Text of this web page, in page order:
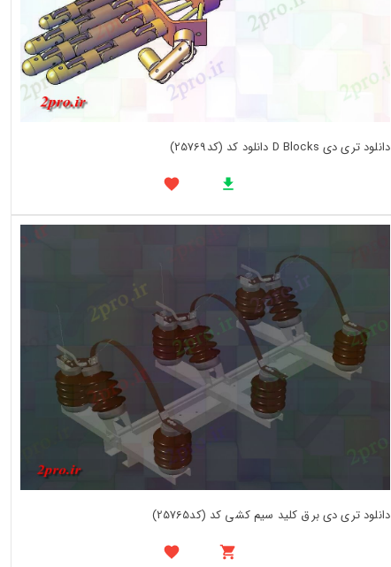
دانلود تری دی D Blocks دانلود کد (کد25769)
دانلود تری دی برق کلید سیم کشی کد (کد25765)